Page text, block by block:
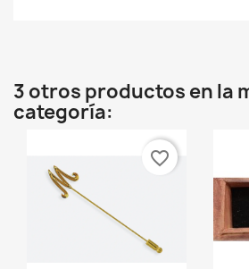
3 otros productos en la
categoría:
favorite_border